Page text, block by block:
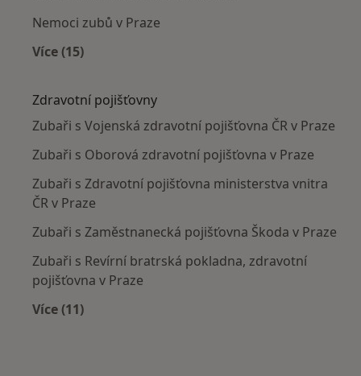
Nemoci zubů v Praze
Více (15)
Zdravotní pojišťovny
Zubaři s Vojenská zdravotní pojišťovna ČR v Praze
Zubaři s Oborová zdravotní pojišťovna v Praze
Zubaři s Zdravotní pojišťovna ministerstva vnitra
ČR v Praze
Zubaři s Zaměstnanecká pojišťovna Škoda v Praze
Zubaři s Revírní bratrská pokladna, zdravotní
pojišťovna v Praze
Více (11)